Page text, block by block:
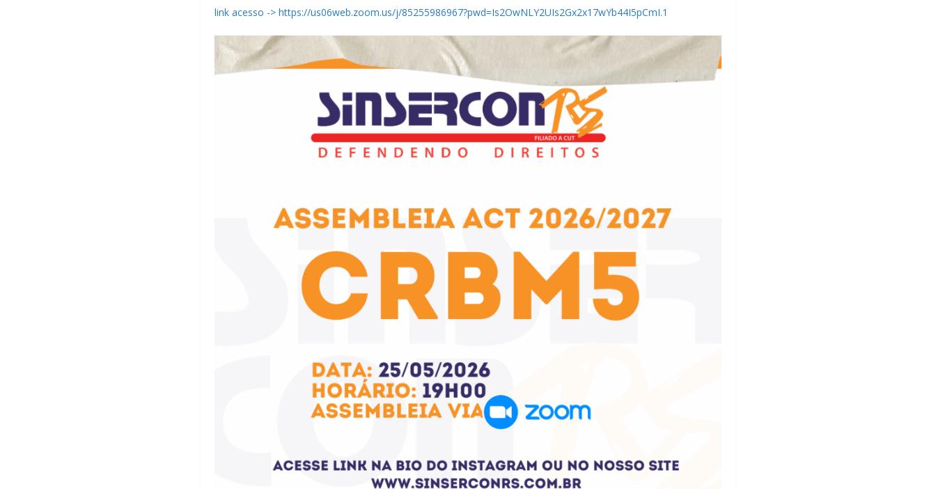
link acesso -> https://us06web.zoom.us/j/85255986967?pwd=Is2OwNLY2UIs2Gx2x17wYb44I5pCmI.1